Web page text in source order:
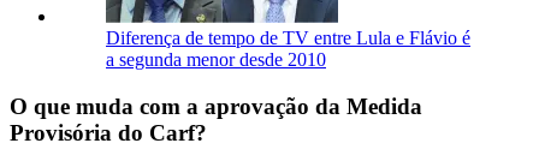
Diferença de tempo de TV entre Lula e Flávio é
a segunda menor desde 2010
O que muda com a aprovação da Medida
Provisória do Carf?